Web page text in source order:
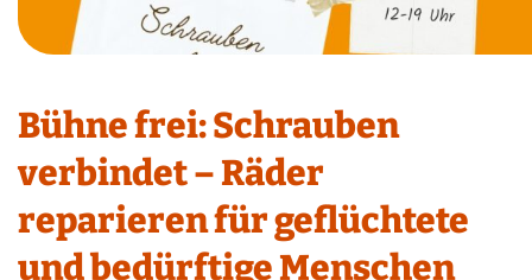
Bühne frei: Schrauben
verbindet – Räder
reparieren für geflüchtete
und bedürftige Menschen